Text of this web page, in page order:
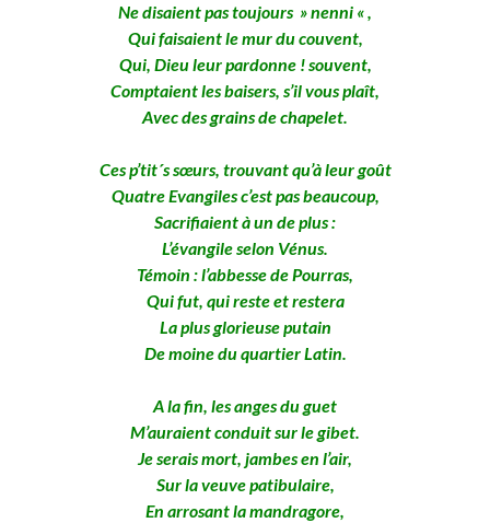
Ne disaient pas toujours » nenni « ,
Qui faisaient le mur du couvent,
Qui, Dieu leur pardonne ! souvent,
Comptaient les baisers, s’il vous plaît,
Avec des grains de chapelet.
Ces p’tit´s sœurs, trouvant qu’à leur goût
Quatre Evangiles c’est pas beaucoup,
Sacrifiaient à un de plus :
L’évangile selon Vénus.
Témoin : l’abbesse de Pourras,
Qui fut, qui reste et restera
La plus glorieuse putain
De moine du quartier Latin.
A la fin, les anges du guet
M’auraient conduit sur le gibet.
Je serais mort, jambes en l’air,
Sur la veuve patibulaire,
En arrosant la mandragore,